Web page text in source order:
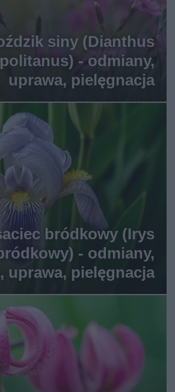
siny (Dianthus
- odmiany,
uprawa, pielęgnacja
bródkowy (Irys
- odmiany,
uprawa, pielęgnacja